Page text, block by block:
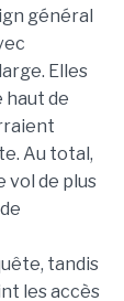
général
Elles
haut de
Au total,
vol de plus
tandis
les accès